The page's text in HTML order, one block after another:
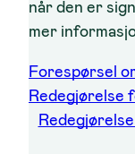
når den er
mer
Forespørsel
Redegjørelse